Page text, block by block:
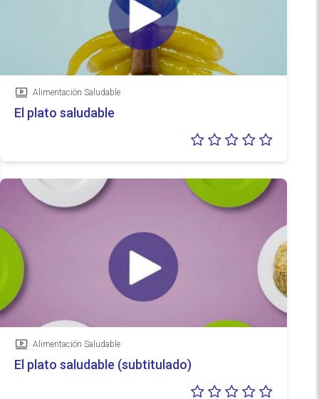
Vídeo
Alimentación Saludable
El plato saludable
Vídeo
Alimentación Saludable
El plato saludable (subtitulado)